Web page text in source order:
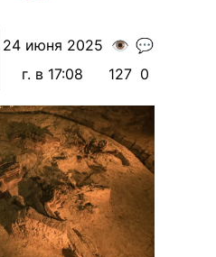
24 июня 2025
г. в 17:08
👁️
127
💬
0